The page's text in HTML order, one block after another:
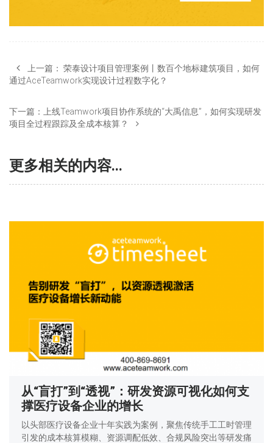
上一篇： 荣泰设计项目管理案例丨数百个地标建筑项目，如何
通过AceTeamwork实现设计过程数字化？
下一篇： 上线Teamwork项目协作系统的“大禹信息”，如何实现研发
项目全过程跟踪及全成本核算？
更多相关的内容...
从“盲打”到“透视”：研发资源可视化如何支
撑医疗设备企业的增长
以头部医疗设备企业十年实践为案例，聚焦传统手工工时管理
引发的成本核算模糊、资源调配低效、合规风险突出等研发痛